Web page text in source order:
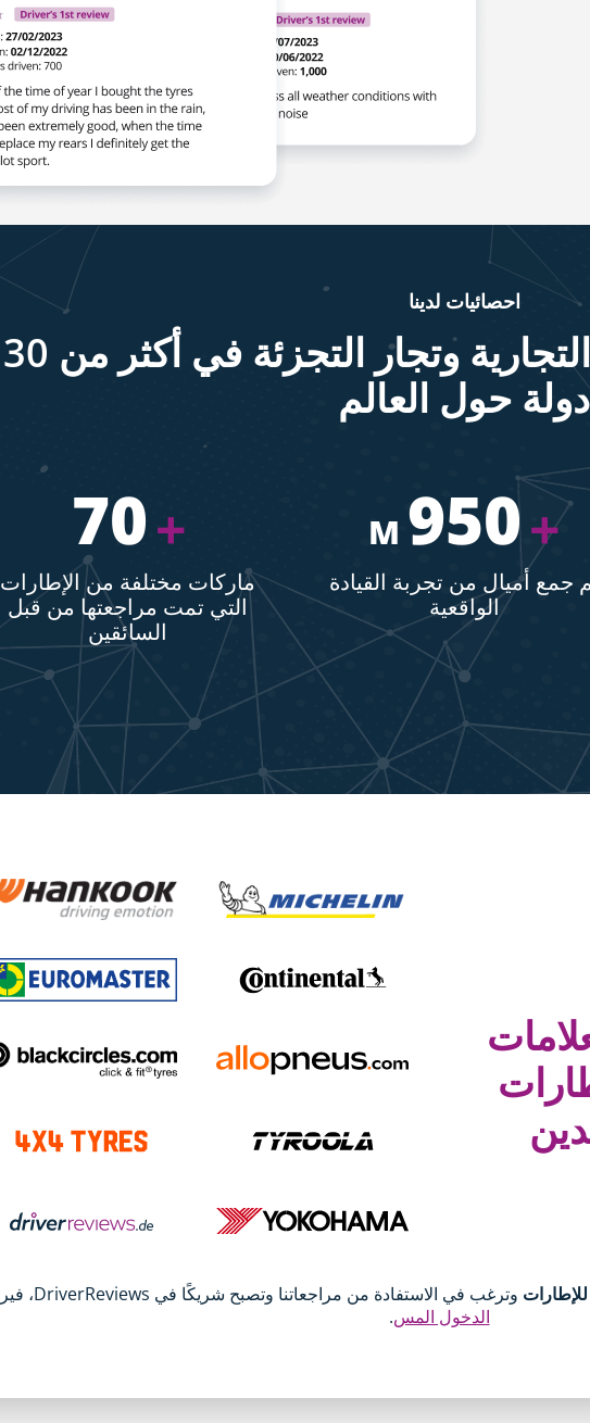
احصائيات لدينا
الشراكة مع العلامات التجارية وتجار التجزئة في أكثر من 30
دولة حول العالم
+
950
M
جمع أميال من تجربة القيادة
الواقعية
+
70
ماركات مختلفة من الإطارات
التي تمت مراجعتها من قبل
السائقين
للإطارات وترغب في الاستفادة من مراجعاتنا وتصبح شريكًا في DriverReviews، فيرجى
الدخول المس.